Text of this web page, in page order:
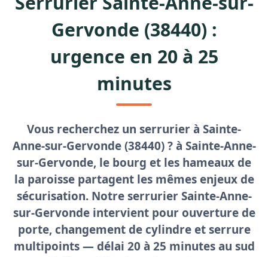
Gervonde (38440) :
urgence en 20 à 25
minutes
Vous recherchez un serrurier à Sainte-
Anne-sur-Gervonde(38440) ? à Sainte-Anne-
sur-Gervonde, le bourg et les hameaux de
la paroisse partagent les mêmes enjeux de
sécurisation. Notre serrurier Sainte-Anne-
sur-Gervondeintervient pour ouverture de
porte, changement de cylindre et serrure
multipoints — délai 20 à 25 minutesau sud